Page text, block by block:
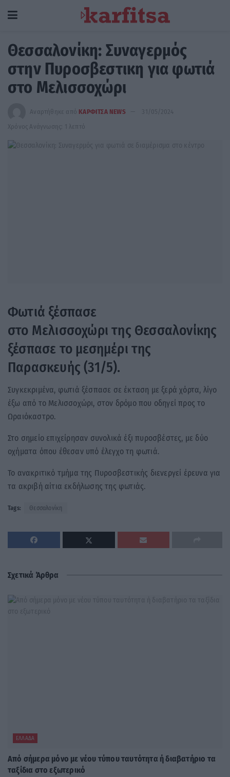
Θεσσαλονίκη: Συναγερμός
στην Πυροσβεστικη για φωτιά
στο Μελισσοχώρι
Αναρτήθηκε από ΚΑΡΦΙΤΣΑ NEWS
31/05/2024
Χρόνος Ανάγνωσης: 1 λεπτό
Φωτιά ξέσπασε
στο Μελισσοχώρι της Θεσσαλονίκης
ξέσπασε το μεσημέρι της
Παρασκευής (31/5).
Συγκεκριμένα, φωτιά ξέσπασε σε έκταση με ξερά χόρτα, λίγο
έξω από το Μελισσοχώρι, στον δρόμο που οδηγεί προς το
Ωραιόκαστρο.
Στο σημείο επιχείρησαν συνολικά έξι πυροσβέστες, με δύο
οχήματα όπου έθεσαν υπό έλεγχο τη φωτιά.
Το ανακριτικό τμήμα της Πυροσβεστικής διενεργεί έρευνα για
τα ακριβή αίτια εκδήλωσης της φωτιάς.
Tags: Θεσσαλονίκη
Σχετικά Άρθρα
ΕΛΛΆΔΑ
Από σήμερα μόνο με νέου τύπου ταυτότητα ή διαβατήριο τα
ταξίδια στο εξωτερικό